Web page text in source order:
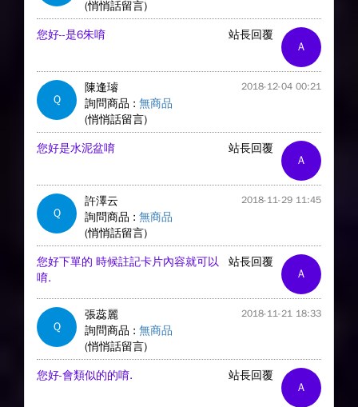
(悄悄話留言)
A
站長回覆
您好--是6朱唷
Q
陳逢璿 2018-12-04 00:21
詢問商品 : 無商品
(悄悄話留言)
A
站長回覆
您好是水泥盆唷
Q
許澤云 2018-11-29 11:45
詢問商品 : 無商品
(悄悄話留言)
A
站長回覆
您好下單的 時候註記卡片內容就可以
唷.
Q
張蕊麗 2018-11-21 18:33
詢問商品 : 無商品
(悄悄話留言)
A
站長回覆
您好-會類似的的唷.